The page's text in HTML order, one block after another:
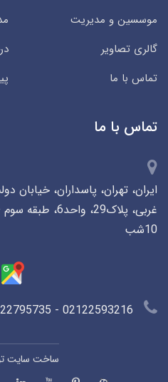
موسسین و مدیریت
گالری تصاویر
تماس با ما
تماس با ما
ایران، تهران، پاسداران، خیابان
10شب
ساخت سایت